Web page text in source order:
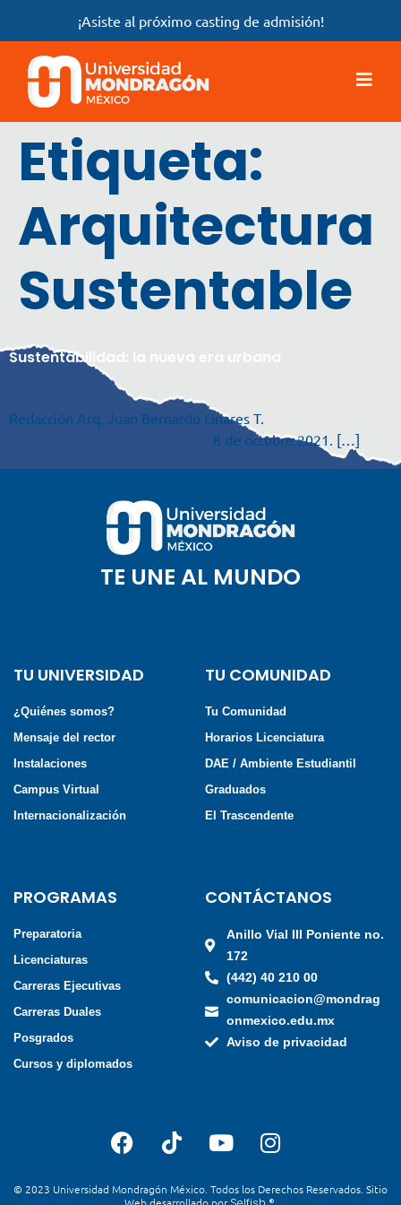
¡Asiste al próximo casting de admisión!
Etiqueta:
Arquitectura
Sustentable
Sustentabilidad: la nueva era urbana
Redacción Arq. Juan Bernardo Linares T.
8 de octubre 2021. […]
TE UNE AL MUNDO
TU UNIVERSIDAD
¿Quiénes somos?
Mensaje del rector
Instalaciones
Campus Virtual
Internacionalización
TU COMUNIDAD
Tu Comunidad
Horarios Licenciatura
DAE / Ambiente Estudiantil
Graduados
El Trascendente
PROGRAMAS
Preparatoria
Licenciaturas
Carreras Ejecutivas
Carreras Duales
Posgrados
Cursos y diplomados
CONTÁCTANOS
Anillo Vial III Poniente no.
172
(442) 40 210 00
comunicacion@mondrag
onmexico.edu.mx
Aviso de privacidad
© 2023 Universidad Mondragón México. Todos los Derechos Reservados. Sitio